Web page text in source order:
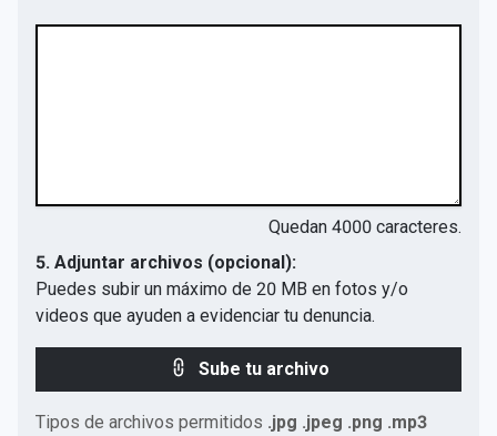
Quedan 4000 caracteres.
5. Adjuntar archivos (opcional):
Puedes subir un máximo de 20 MB en fotos y/o
videos que ayuden a evidenciar tu denuncia.
Sube tu archivo
Tipos de archivos permitidos .jpg .jpeg .png .mp3